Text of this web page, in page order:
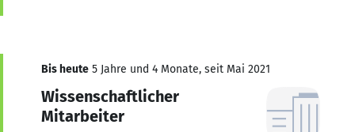
Bis heute 5 Jahre und 4 Monate, seit Mai 2021
Wissenschaftlicher
Mitarbeiter